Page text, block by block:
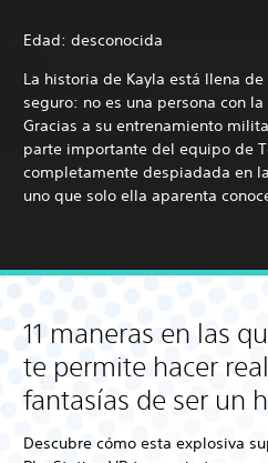
Edad: desconocida
La historia de Kayla está llena
seguro: no es una persona con
Gracias a su entrenamiento
parte importante del equipo de
completamente despiadada en
uno que solo ella aparenta
11 maneras en las
te permite hacer
fantasías de ser un
Descubre cómo esta explosiva